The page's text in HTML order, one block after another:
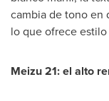
cambia de tono en
lo que ofrece
Meizu 21: el alto